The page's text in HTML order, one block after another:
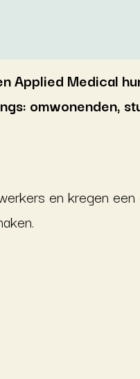
Applied Medical
omwonenden,
en kregen